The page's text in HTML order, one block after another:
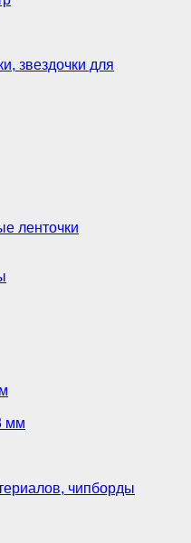
звездочки для
ленточки
мм
чипборды